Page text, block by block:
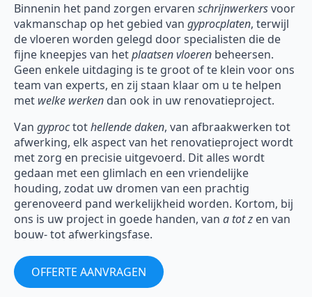
Binnenin het pand zorgen ervaren schrijnwerkersvoor
vakmanschap op het gebied van gyprocplaten, terwijl
de vloeren worden gelegd door specialisten die de
fijne kneepjes van hetplaatsen vloeren beheersen.
Geen enkele uitdaging is te groot of te klein voor ons
team van experts, en zij staan klaar om u te helpen
met welke werken dan ook in uw renovatieproject.
Van gyproctothellende daken, van afbraakwerken tot
afwerking, elk aspect van het renovatieproject wordt
met zorg en precisie uitgevoerd. Dit alles wordt
gedaan met een glimlach en een vriendelijke
houding, zodat uw dromen van een prachtig
gerenoveerd pand werkelijkheid worden. Kortom, bij
ons is uw project in goede handen, van a tot z en van
bouw- tot afwerkingsfase.
OFFERTE AANVRAGEN